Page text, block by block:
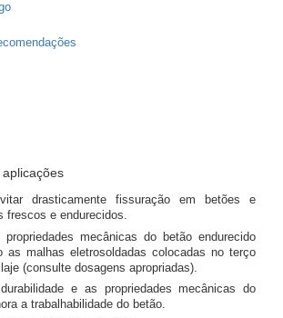
drasticamente fissuração em betões e
frescos e endurecidos.
propriedades mecânicas do betão endurecido
as malhas eletrosoldadas colocadas no terço
(consulte dosagens apropriadas).
e as propriedades mecânicas do
a trabalhabilidade do betão.